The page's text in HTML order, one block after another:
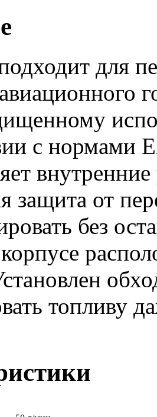
для
с нормами
защита от
без
топливу